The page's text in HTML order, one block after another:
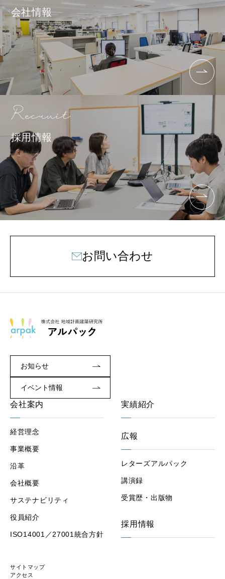
会社情報
採用情報
お問い合わせ
お知らせ
イベント情報
会社案内
経営理念
事業概要
沿革
会社概要
サステナビリティ
役員紹介
ISO14001／27001統合方針
実績紹介
広報
レターズアルパック
講演録
受賞歴・出版物
採用情報
サイトマップ
アクセス